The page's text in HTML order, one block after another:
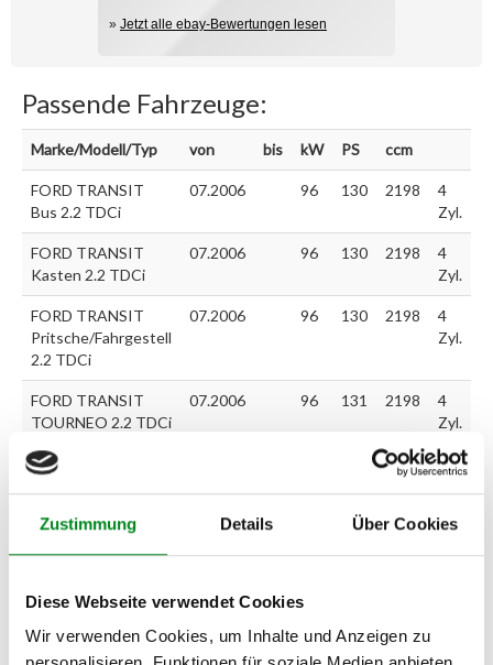
Zustimmung Details Über Cookies
Diese Webseite verwendet Cookies
Wir verwenden Cookies, um Inhalte und Anzeigen zu
» Jetzt alle ebay-Bewertungen lesen
Passende Fahrzeuge:
Marke/Modell/Typ von bis kW PS ccm
FORD TRANSIT
Bus 2.2 TDCi
07.2006 96 130 2198
4
Zyl.
FORD TRANSIT
Kasten 2.2 TDCi
07.2006 96 130 2198
4
Zyl.
FORD TRANSIT
Pritsche/Fahrgestell
2.2 TDCi
07.2006 96 130 2198
4
Zyl.
FORD TRANSIT
TOURNEO 2.2 TDCi
07.2006 96 131 2198
4
Zyl.
Zur exakten Fahrzeug-Identifizierung können Sie auch unseren
Support kontaktieren (
, Telefon oder E-Mail).